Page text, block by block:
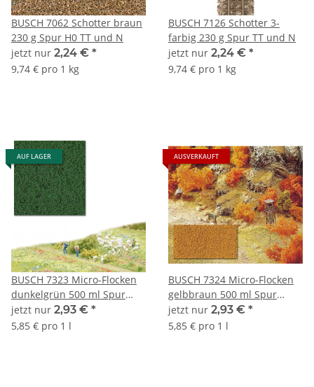
BUSCH 7062 Schotter braun
230 g Spur H0 TT und N
jetzt nur 2,24 € *
9,74 € pro 1 kg
BUSCH 7126 Schotter 3-
farbig 230 g Spur TT und N
jetzt nur 2,24 € *
9,74 € pro 1 kg
AUF LAGER
BUSCH 7323 Micro-Flocken
dunkelgrün 500 ml Spur
Neutral
jetzt nur 2,93 € *
5,85 € pro 1 l
AUSVERKAUFT
BUSCH 7324 Micro-Flocken
gelbbraun 500 ml Spur
Neutral
jetzt nur 2,93 € *
5,85 € pro 1 l